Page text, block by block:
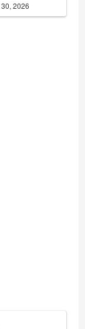
2026